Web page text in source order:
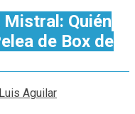
Quién
de Box de
Aguilar